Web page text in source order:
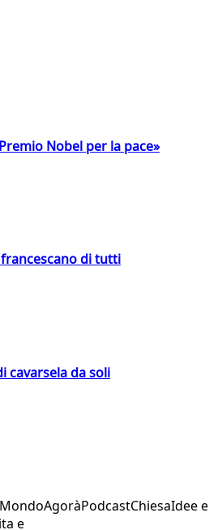
Nobel per la pace»
di tutti
cavarsela da soli
MondoAgoràPodcastChiesaIdee e
e